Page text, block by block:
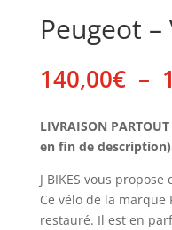
Peugeot –
140,00€ –
LIVRAISON
en fin de
J BIKES vous propose
Ce vélo de la
restauré. Il est en